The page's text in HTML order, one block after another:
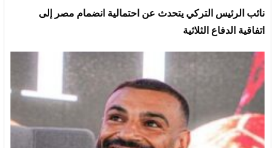
نائب الرئيس التركي يتحدث عن احتمالية انضمام مصر إلى
اتفاقية الدفاع الثلاثية